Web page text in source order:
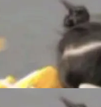
。 Groki
能生成内
百科网站
现，无论
近期更
、写 R
、
翻译文
块围绕三
：
Iceb
失的那一
进一步支